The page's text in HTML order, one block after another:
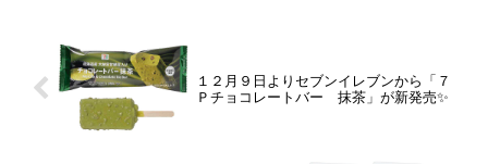
１２月９日よりセブンイレブンから「７
Ｐチョコレートバー 抹茶」が新発売✨